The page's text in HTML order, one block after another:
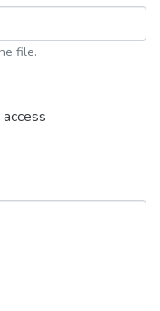
file.